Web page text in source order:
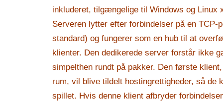
inkluderet, tilgængelige til Windows og Linux
Serveren lytter efter forbindelser på en TCP-
standard) og fungerer som en hub til at
klienter. Den dedikerede server forstår ikke
simpelthen rundt på pakker. Den første
rum, vil blive tildelt hostingrettigheder, så de
spillet. Hvis denne klient afbryder